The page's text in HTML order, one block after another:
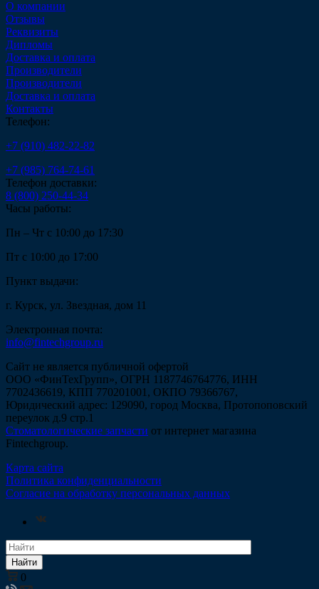
О компании
Отзывы
Реквизиты
Дипломы
Доставка и оплата
Производители
Производители
Доставка и оплата
Контакты
Телефон:
+7 (910) 482-22-82
+7 (985) 764-74-61
Телефон доставки:
8 (800) 250-44-34
Часы работы:
Пн – Чт с 10:00 до 17:30
Пт с 10:00 до 17:00
Пункт выдачи:
г. Курск, ул. Звездная, дом 11
Электронная почта:
info@fintechgroup.ru
Сайт не является публичной офертой
ООО «ФинТехГрупп», ОГРН 1187746764776, ИНН
7702436619, КПП 770201001, ОКПО 79366767,
Юридический адрес: 129090, город Москва, Протопоповский
переулок д.9 стр.1
Стоматологические запчасти от интернет магазина
Fintechgroup.
Карта сайта
Политика конфиденциальности
Согласие на обработку персональных данных
Найти
0